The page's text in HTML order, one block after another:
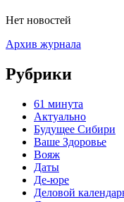
Нет новостей
Архив журнала
Рубрики
61 минута
Актуально
Будущее Сибири
Ваше Здоровье
Вояж
Даты
Де-юре
Деловой